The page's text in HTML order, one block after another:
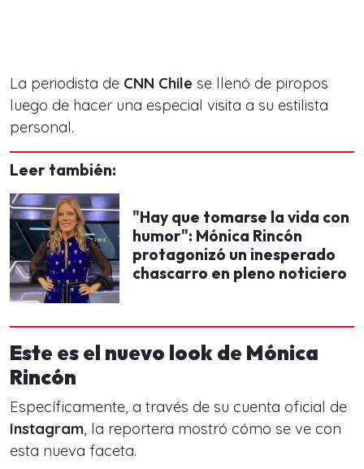
La periodista de CNN Chile se llenó de piropos
luego de hacer una especial visita a su estilista
personal.
Leer también:
"Hay que tomarse la vida con
humor": Mónica Rincón
protagonizó un inesperado
chascarro en pleno noticiero
Este es el nuevo look de Mónica
Rincón
Específicamente, a través de su cuenta oficial de
Instagram, la reportera mostró cómo se ve con
esta nueva faceta.